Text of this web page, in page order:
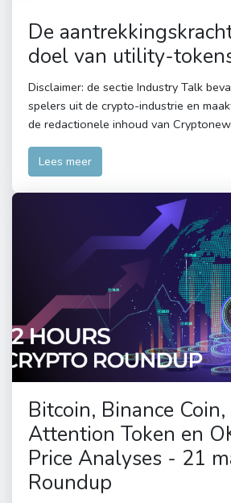
De
doel van utility-
Disclaimer: de sectie Industry Talk
spelers uit de crypto-industrie en
de redactionele inhoud van
Lees meer
Bitcoin, Binance Coin,
Attention Token en
Price Analyses - 21
Roundup